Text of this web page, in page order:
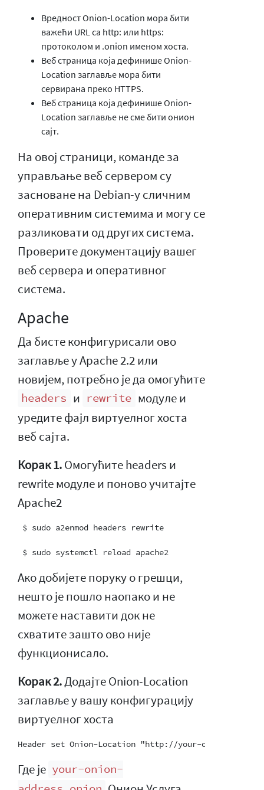
Вредност Onion-Location мора бити
важећи URL са http: или https:
протоколом и .onion именом хоста.
Веб страница која дефинише Onion-
Location заглавље мора бити
сервирана преко HTTPS.
Веб страница која дефинише Onion-
Location заглавље не сме бити онион
сајт.
На овој страници, команде за
управљање веб сервером су
засноване на Debian-у сличним
оперативним системима и могу се
разликовати од других система.
Проверите документацију вашег
веб сервера и оперативног
система.
Apache
Да бисте конфигурисали ово
заглавље у Apache 2.2 или
новијем, потребно је да омогућите
headers и rewrite модуле и
уредите фајл виртуелног хоста
веб сајта.
Корак 1.Омогућите headers и
rewrite модуле и поново учитајте
Apache2
$ sudo a2enmod headers rewrite
Ако добијете поруку о грешци,
нешто је пошло наопако и не
можете наставити док не
схватите зашто ово није
функционисало.
Корак 2.Додајте Onion-Location
заглавље у вашу конфигурацију
виртуелног хоста
Где је your-onion-